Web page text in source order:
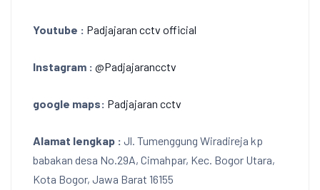
Youtube : Padjajaran cctv official
Instagram : @Padjajarancctv
google maps: Padjajaran cctv
Alamat lengkap : Jl. Tumenggung Wiradireja kp
babakan desa No.29A, Cimahpar, Kec. Bogor Utara,
Kota Bogor, Jawa Barat 16155